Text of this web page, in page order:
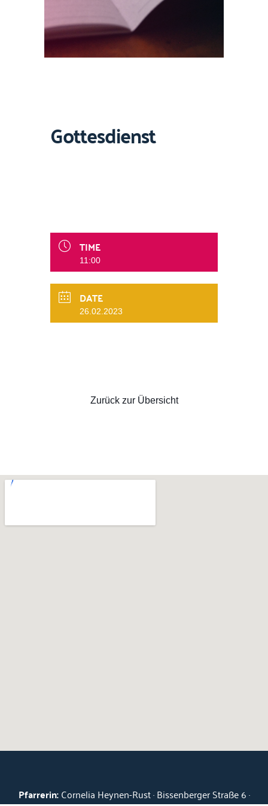
Gottesdienst
TIME
11:00
DATE
26.02.2023
Zurück zur Übersicht
Pfarrerin:Cornelia Heynen-Rust · Bissenberger Straße 6 ·